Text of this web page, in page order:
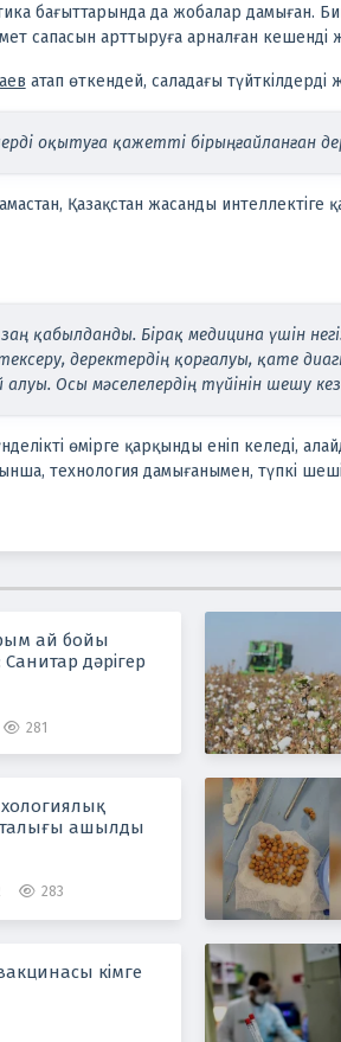
бағыттарында да жобалар дамыған.
сапасын арттыруға арналған кешенді
атап өткендей, саладағы
оқытуға қажетті бірыңғайланған
Қазақстан жасанды
қабылданды. Бірақ медицина үшін
деректердің қорғалуы, қате
Осы мәселелердің түйінін шешу
өмірге қарқынды еніп келеді,
технология дамығанымен, түпкі
ай бойы
дәрігер
281
ашылды
283
кімге